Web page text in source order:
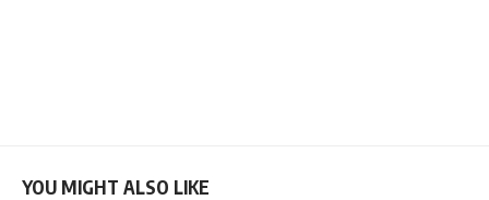
YOU MIGHT ALSO LIKE